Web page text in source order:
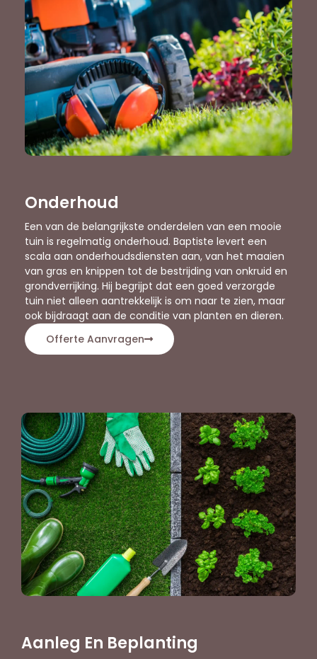
Onderhoud
Een van de belangrijkste onderdelen van een mooie
tuin is regelmatig onderhoud. Baptiste levert een
scala aan onderhoudsdiensten aan, van het maaien
van gras en knippen tot de bestrijding van onkruid en
grondverrijking. Hij begrijpt dat een goed verzorgde
tuin niet alleen aantrekkelijk is om naar te zien, maar
ook bijdraagt aan de conditie van planten en dieren.
Offerte Aanvragen
Aanleg En Beplanting